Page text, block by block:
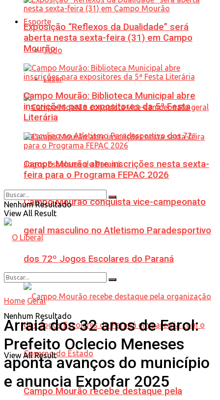
Esporte
Tudo
Lazer
Campo Mourão conquista vice-campeonato
geral masculino no Atletismo Paradesportivo
dos 72º Jogos Escolares do Paraná
Campo Mourão recebe destaque pela
Exposição “Reflexos da Dualidade” será
aberta nesta sexta-feira (31) em Campo
Mourão
Campo Mourão: Biblioteca Municipal abre
inscrições para expositores da 5ª Festa
Literária
Campo Mourão abre inscrições nesta sexta-
feira para o Programa FEPAC 2026
Nenhum Resultado
View All Result
Nenhum Resultado
View All Result
Home Geral
Arraiá dos 32 anos de Farol:
Prefeito Oclecio Meneses
aponta avanços do município
e anuncia Expofar 2025